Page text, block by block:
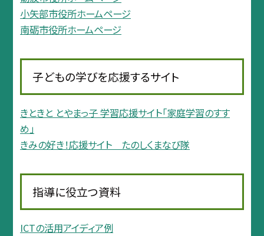
小矢部市役所ホームページ
南砺市役所ホームページ
子どもの学びを応援するサイト
きときと とやまっ子 学習応援サイト「家庭学習のすす
め」
きみの好き！応援サイト たのしくまなび隊
指導に役立つ資料
ICTの活用アイディア例